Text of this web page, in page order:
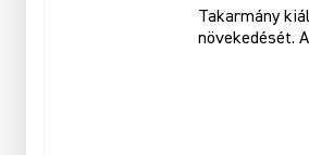
Takarmány
növekedését.